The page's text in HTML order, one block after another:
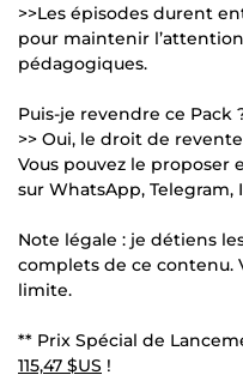
>>Les épisodes durent
pour maintenir
pédagogiques.
Puis-je revendre ce Pack
>> Oui, le droit de
Vous pouvez le proposer
sur WhatsApp, Telegram,
Note légale : je détiens
complets de ce contenu.
limite.
** Prix Spécial de
115,47 $US !